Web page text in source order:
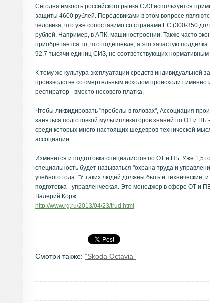
Сегодня емкость российского рынка СИЗ используется
защиты 4600 рублей. Передовиками в этом вопросе
человека, что уже сопоставимо со странами ЕС (300-350
рублей. Например, в АПК, машиностроении. Также часто
приобретается то, что подешевле, а это зачастую
92,7 тысячи единиц СИЗ, не соответствующих
К тому же культура эксплуатации средств
производстве со смертельным исходом происходит
респиратор - вместо носового платка.
Чтобы ликвидировать "пробелы в головах", Ассоциация
заняться подготовкой мультипликаторов знаний по ОТ и
среди которых много настоящих шедевров технической
ассоциации.
Изменится и подготовка специалистов по ОТ и ПБ. Уже 1,5
специальность будет называться "охрана труда и
учебного года. "У таких людей должны быть и технические,
подготовка - управленческая. Это менеджер в сфере ОТ и
Валерий Корж.
http://www.rg.ru/2013/04/23/trud.html
Смотри также: ”Skoda Octavia”